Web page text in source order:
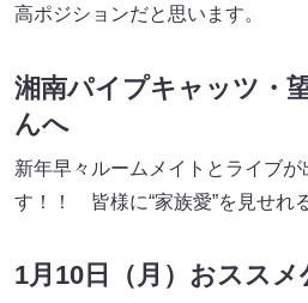
高ポジションだと思います。
湘南パイプキャッツ・
んへ
新年早々ルームメイトとライブ
す！！ 皆様に“家族愛”を見せれ
1月10日（月）おススメ